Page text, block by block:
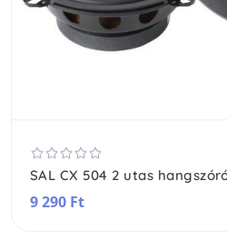
9 290 Ft